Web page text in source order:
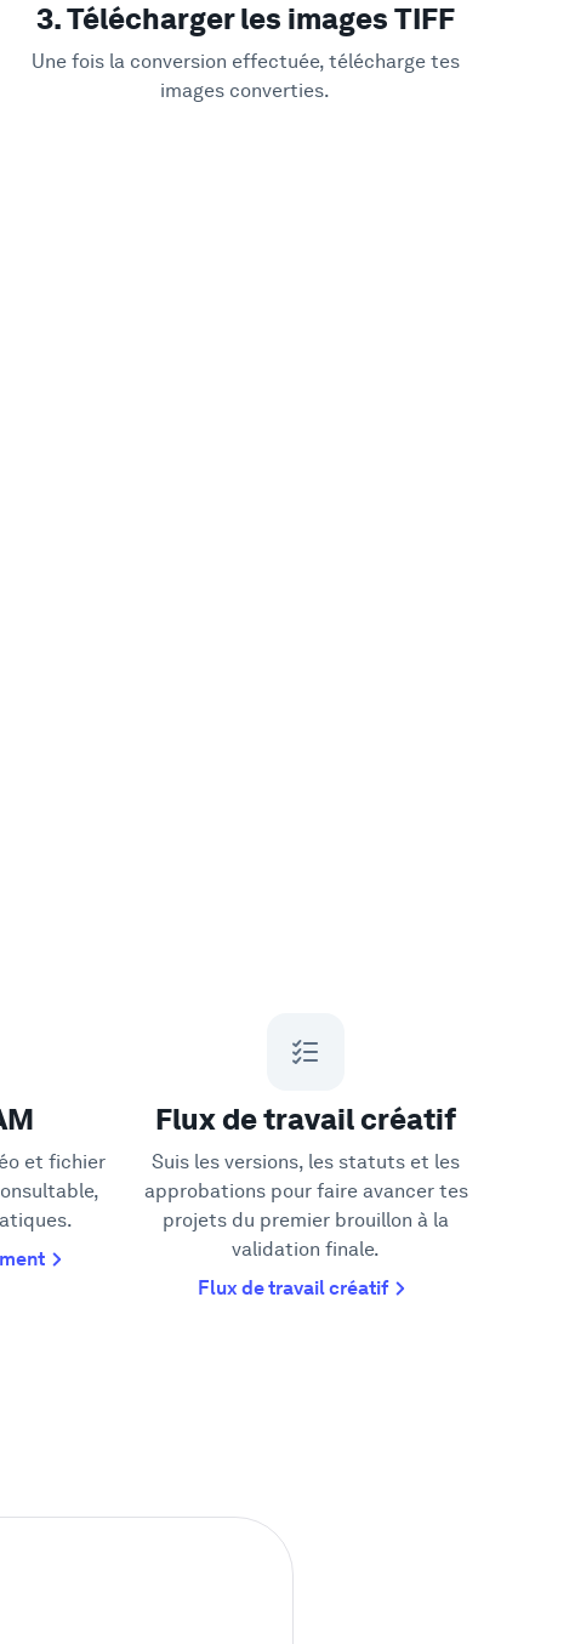
3. Télécharger les images TIFF
Une fois la conversion effectuée, télécharge tes
images converties.
et fichier
Flux de travail créatif
Suis les versions, les statuts et les
approbations pour faire avancer tes
projets du premier brouillon à la
validation finale.
Flux de travail créatif